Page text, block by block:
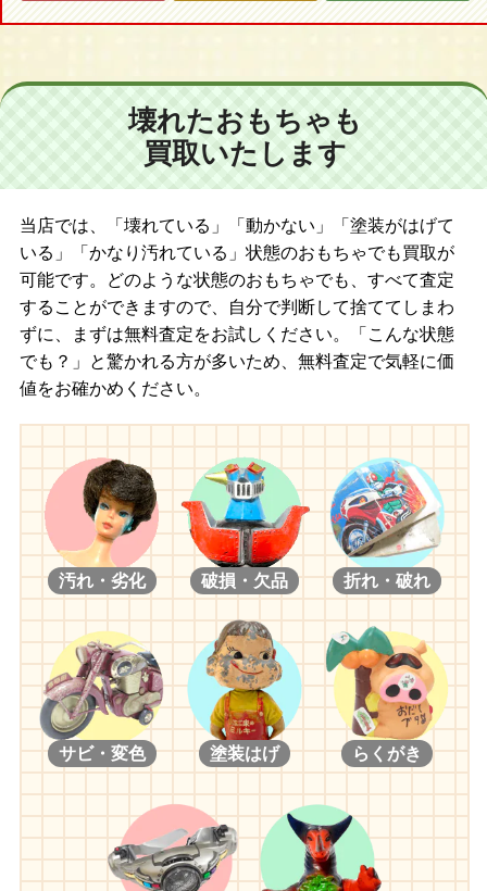
壊れたおもちゃも
買取いたします
当店では、「壊れている」「動かない」「塗装がはげて
いる」「かなり汚れている」状態のおもちゃでも買取が
可能です。どのような状態のおもちゃでも、すべて査定
することができますので、自分で判断して捨ててしまわ
ずに、まずは無料査定をお試しください。「こんな状態
でも？」と驚かれる方が多いため、無料査定で気軽に価
値をお確かめください。
汚れ・劣化 破損・欠品 折れ・破れ
サビ・変色 塗装はげ らくがき